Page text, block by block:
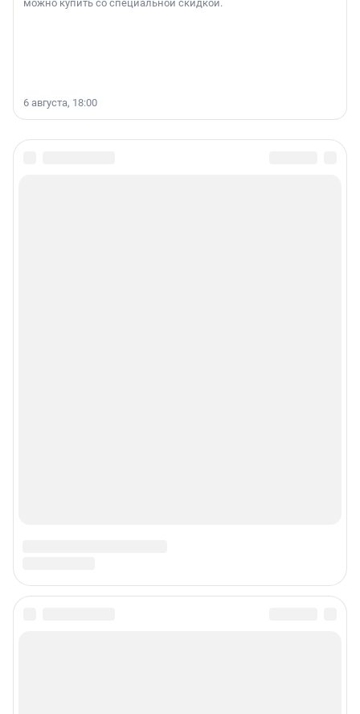
можно купить со специальной скидкой.
6 августа, 18:00